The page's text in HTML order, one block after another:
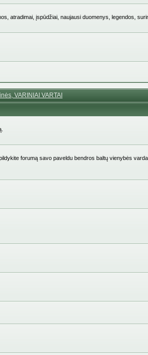
atradimai, įspūdžiai, naujausi duomenys, legendos,
VARINIAI VARTAI
forumą savo paveldu bendros baltų vienybės